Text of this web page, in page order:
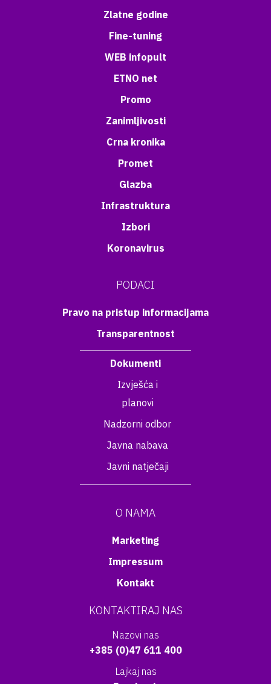
Zlatne godine
Fine-tuning
WEB infopult
ETNO net
Promo
Zanimljivosti
Crna kronika
Promet
Glazba
Infrastruktura
Izbori
Koronavirus
PODACI
Pravo na pristup informacijama
Transparentnost
Dokumenti
Izvješća i
planovi
Nadzorni odbor
Javna nabava
Javni natječaji
O NAMA
Marketing
Impressum
Kontakt
KONTAKTIRAJ NAS
Nazovi nas
+385 (0)47 611 400
Lajkaj nas